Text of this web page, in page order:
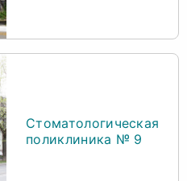
Стоматологическая
поликлиника № 9